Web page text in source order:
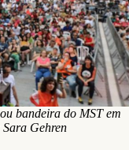
bandeira do MST em
Gehren